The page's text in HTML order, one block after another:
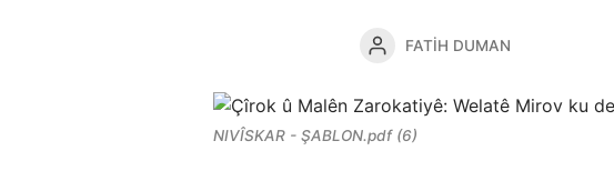
FATIH DUMAN
NIVÎSKAR - ŞABLON.pdf (6)